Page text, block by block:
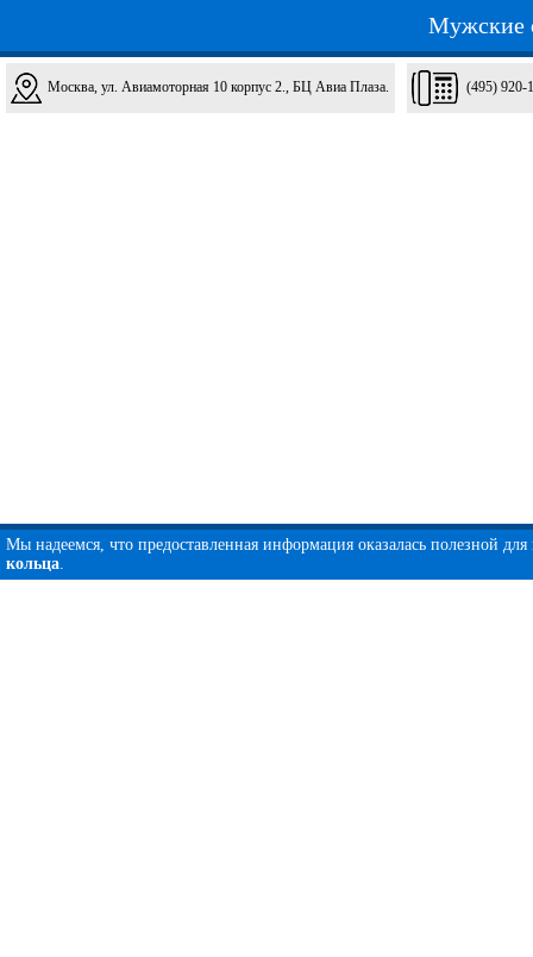
Мужские
Москва, ул. Авиамоторная 10 корпус 2., БЦ Авиа Плаза. (495) 920-
Мы надеемся, что предоставленная информация оказалась полезной
кольца.